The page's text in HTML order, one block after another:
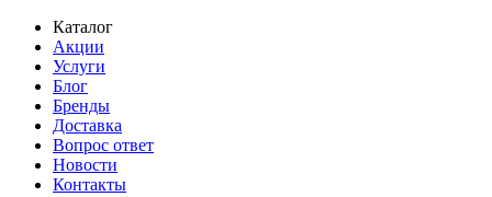
Каталог
Акции
Услуги
Блог
Бренды
Доставка
Вопрос ответ
Новости
Контакты